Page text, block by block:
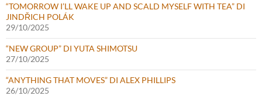
“TOMORROW I’LL WAKE UP AND SCALD MYSELF WITH TEA” DI
JINDŘICH POLÁK
29/10/2025
“NEW GROUP” DI YUTA SHIMOTSU
27/10/2025
“ANYTHING THAT MOVES” DI ALEX PHILLIPS
26/10/2025